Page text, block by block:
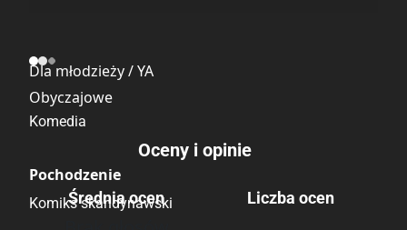
Dla młodzieży / YA
Obyczajowe
Komedia
Pochodzenie
Komiks skandynawski
Oceny i opinie
Średnia ocen Liczba ocen